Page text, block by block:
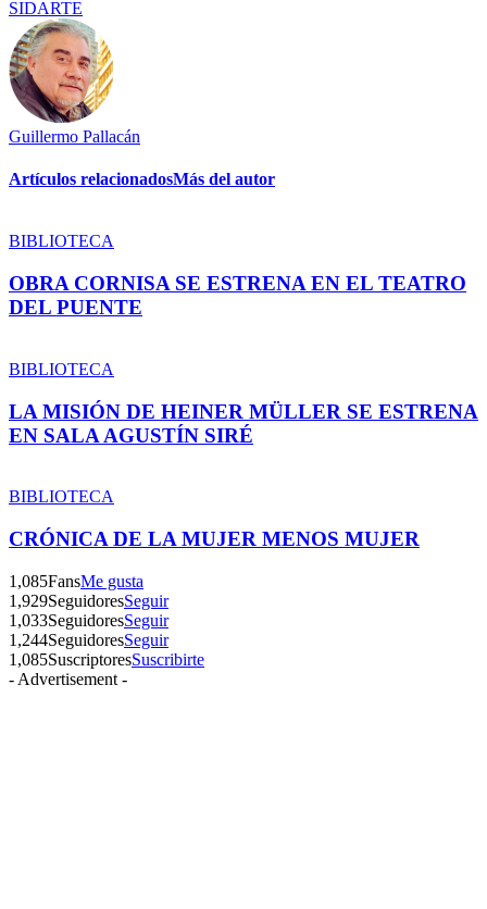
SIDARTE
Guillermo Pallacán
Artículos relacionadosMás del autor
BIBLIOTECA
OBRA CORNISA SE ESTRENA EN EL TEATRO
DEL PUENTE
BIBLIOTECA
LA MISIÓN DE HEINER MÜLLER SE ESTRENA
EN SALA AGUSTÍN SIRÉ
BIBLIOTECA
CRÓNICA DE LA MUJER MENOS MUJER
1,085FansMe gusta
1,929SeguidoresSeguir
1,033SeguidoresSeguir
1,244SeguidoresSeguir
1,085SuscriptoresSuscribirte
- Advertisement -